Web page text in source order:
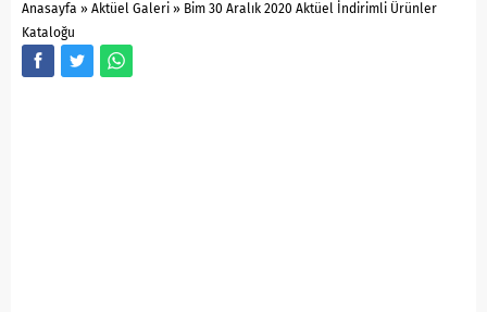
Anasayfa » Aktüel Galeri » Bim 30 Aralık 2020 Aktüel İndirimli Ürünler
Kataloğu